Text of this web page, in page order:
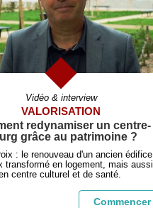
Vidéo & interview
VALORISATION
redynamiser un centre-
grâce au patrimoine ?
: le renouveau d'un ancien édifice
transformé en logement, mais aussi
centre culturel et de santé.
Commencer